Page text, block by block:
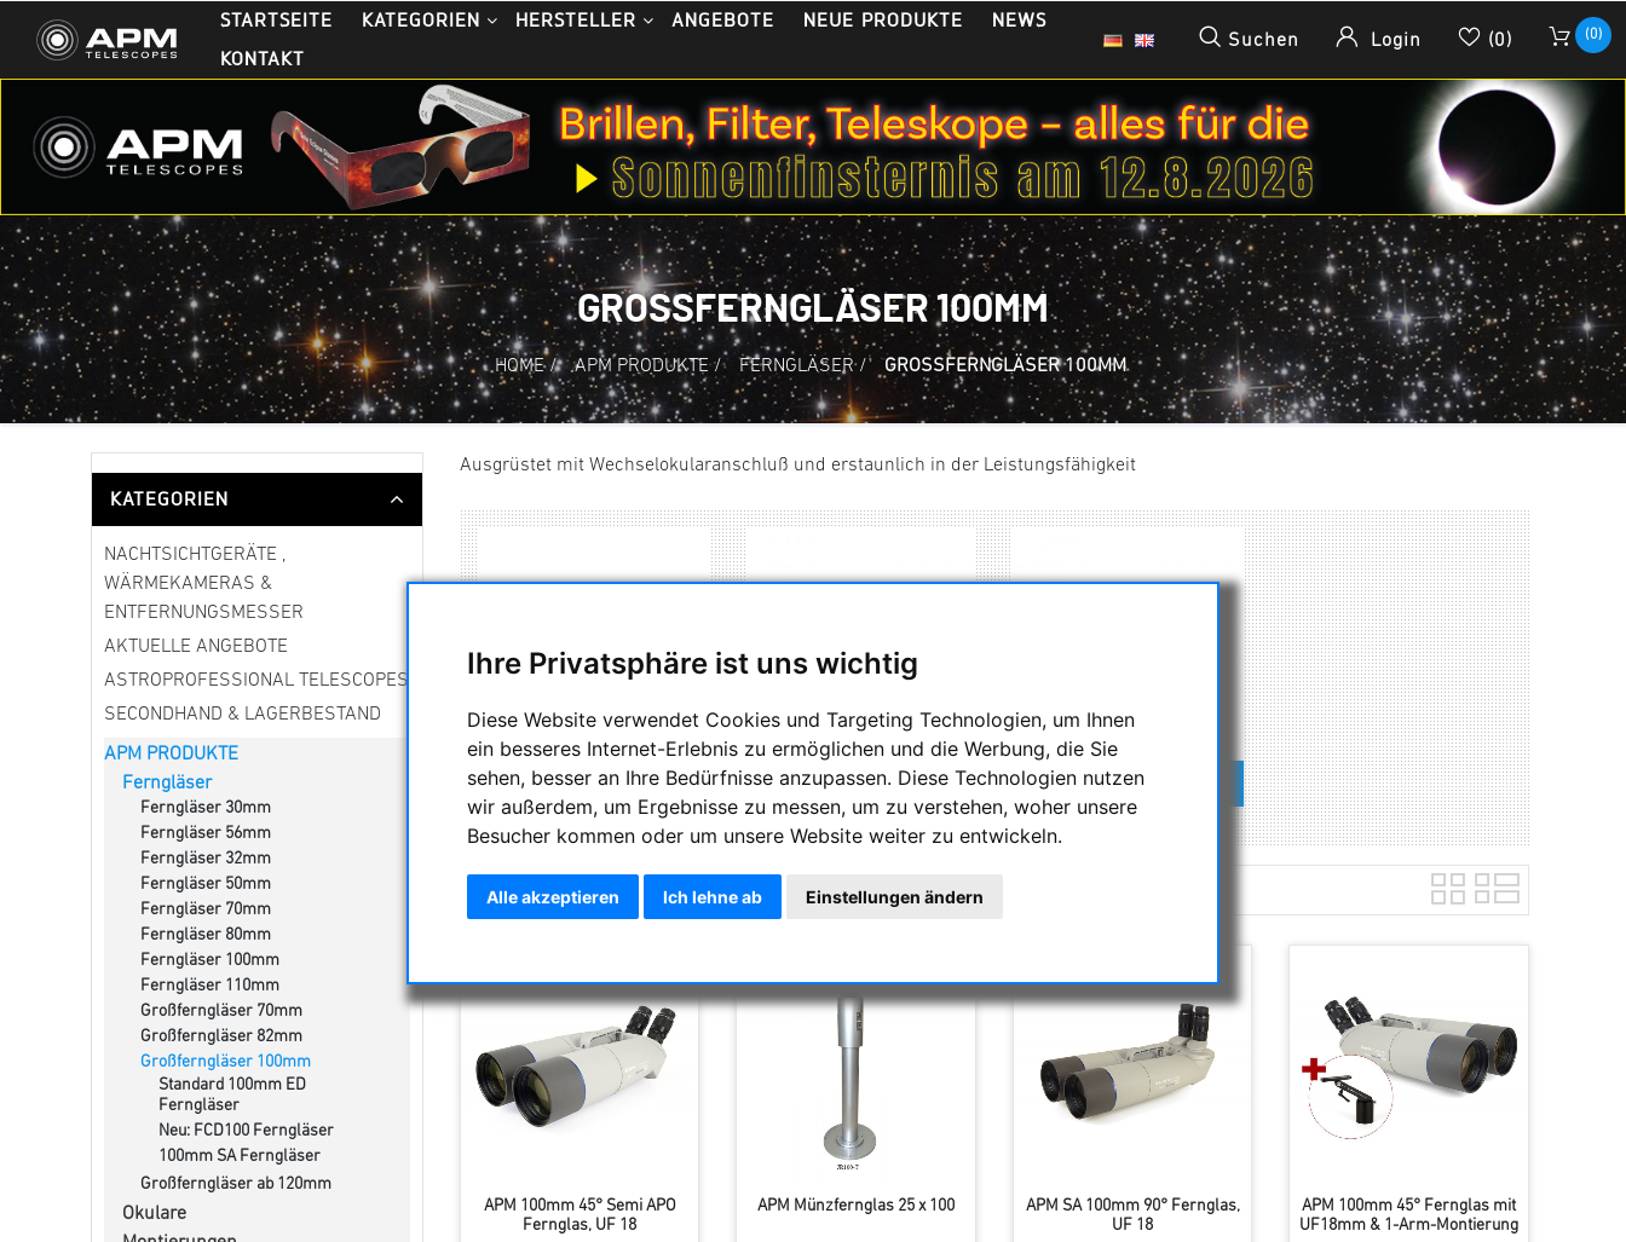
Ihre Privatsphäre ist uns wichtig
Diese Website verwendet Cookies und Targeting Technologien, um Ihnen
ein besseres Internet-Erlebnis zu ermöglichen und die Werbung, die Sie
sehen, besser an Ihre Bedürfnisse anzupassen. Diese Technologien nutzen
wir außerdem, um Ergebnisse zu messen, um zu verstehen, woher unsere
Besucher kommen oder um unsere Website weiter zu entwickeln.
Alle akzeptieren Ich lehne ab Einstellungen ändern
STARTSEITE KATEGORIEN HERSTELLER ANGEBOTE NEUE PRODUKTE
NEWS
KONTAKT
Suchen Login (0) (0)
GROSSFERNGLÄSER 100MM
HOME / APM PRODUKTE / FERNGLÄSER / GROSSFERNGLÄSER 100MM
KATEGORIEN
NACHTSICHTGERÄTE ,
WÄRMEKAMERAS &
ENTFERNUNGSMESSER
AKTUELLE ANGEBOTE
ASTROPROFESSIONAL TELESCOPES
SECONDHAND & LAGERBESTAND
APM PRODUKTE
Ferngläser
Ferngläser 30mm
Ferngläser 56mm
Ferngläser 32mm
Ferngläser 50mm
Ferngläser 70mm
Ferngläser 80mm
Ferngläser 100mm
Ferngläser 110mm
Großferngläser 70mm
Großferngläser 82mm
Großferngläser 100mm
Standard 100mm ED
Ferngläser
Neu: FCD100 Ferngläser
100mm SA Ferngläser
Großferngläser ab 120mm
Okulare
Ausgrüstet mit Wechselokularanschluß und erstaunlich in der Leistungsfähigkeit
Standard 100mm ED Ferngläser Neu: FCD100 Ferngläser 100mm SA Ferngläser
Sortierung Anzahl
APM 100mm 45° Semi APO
Fernglas, UF 18
APM Münzfernglas 25 x 100
APM SA 100mm 90° Fernglas,
UF 18
APM 100mm 45° Fernglas mit
UF18mm & 1-Arm-Montierung